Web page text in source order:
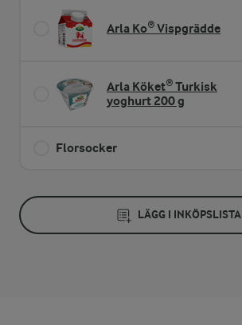
Arla Ko® Vispgrädde
Arla Köket® Turkisk
yoghurt 200 g
Florsocker
LÄGG I INKÖPSLISTA